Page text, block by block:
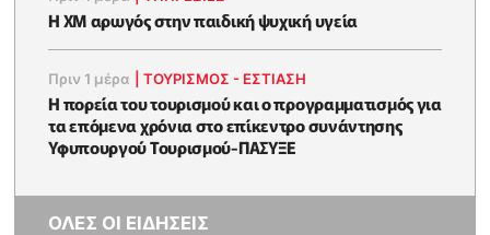
Η XM αρωγός στην παιδική ψυχική υγεία
Πριν 1 μέρα |ΤΟΥΡΙΣΜΟΣ - ΕΣΤΙΑΣΗ
Η πορεία του τουρισμού και ο προγραμματισμός για
τα επόμενα χρόνια στο επίκεντρο συνάντησης
Υφυπουργού Τουρισμού-ΠΑΣΥΞΕ
ΟΛΕΣ ΟΙ ΕΙΔΗΣΕΙΣ